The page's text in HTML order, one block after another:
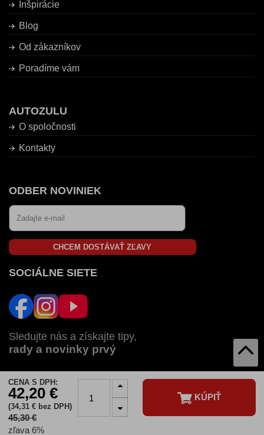
CENA S DPH:
42,20 €
(34,31 € bez DPH)
45,30 €
zľava 6%
KÚPIŤ
Inšpirácie
Blog
Od zákazníkov
Poradíme vám
AUTOZULU
O spoločnosti
Kontakty
ODBER NOVINIEK
CHCEM DOSTÁVAŤ ZĽAVY
SOCIÁLNE SIETE
Sledujte nás a získajte tipy,
rady a novinky prvý
AUTOZULU V:
SKCZ